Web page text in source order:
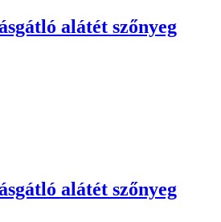
alátét szőnyeg
alátét szőnyeg